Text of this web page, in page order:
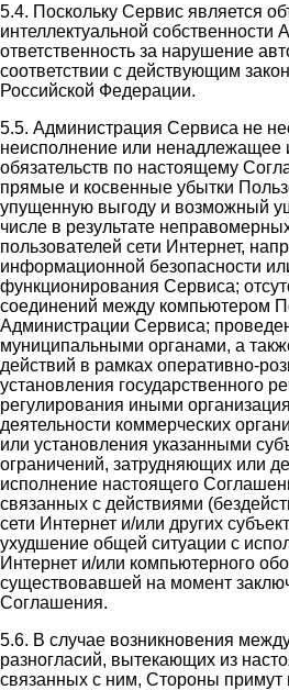
5.4. Поскольку Сервис является
интеллектуальной
ответственность за нарушение
соответствии с действующим
Российской Федерации.
5.5. Администрация Сервиса не
неисполнение или ненадлежащее
обязательств по настоящему
прямые и косвенные убытки
упущенную выгоду и возможный
числе в результате
пользователей сети Интернет,
информационной безопасности
функционирования Сервиса;
соединений между компьютером
Администрации Сервиса;
муниципальными органами, а
действий в рамках оперативно-
установления государственного
регулирования иными
деятельности коммерческих
или установления указанными
ограничений, затрудняющих или
исполнение настоящего
связанных с действиями
сети Интернет и/или других
ухудшение общей ситуации с
Интернет и/или компьютерного
существовавшей на момент
Соглашения.
5.6. В случае возникновения
разногласий, вытекающих из
связанных с ним, Стороны примут